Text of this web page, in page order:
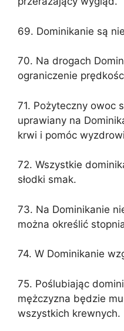
69. Dominikanie są
70. Na drogach
ograniczenie
71. Pożyteczny owoc
uprawiany na
krwi i pomóc
72. Wszystkie
słodki smak.
73. Na Dominikanie
można określić
74. W Dominikanie
75. Poślubiając
mężczyzna będzie
wszystkich krewnych.